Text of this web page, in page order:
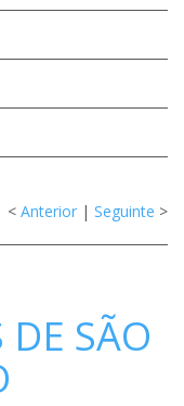
< Anterior | Seguinte >
DE SÃO